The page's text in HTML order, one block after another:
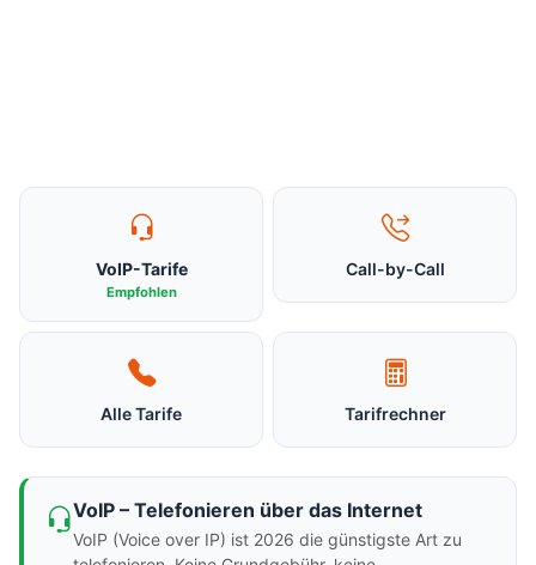
VoIP-Tarife
Empfohlen
Call-by-Call
Alle Tarife Tarifrechner
VoIP – Telefonieren über das Internet
VoIP (Voice over IP) ist 2026 die günstigste Art zu